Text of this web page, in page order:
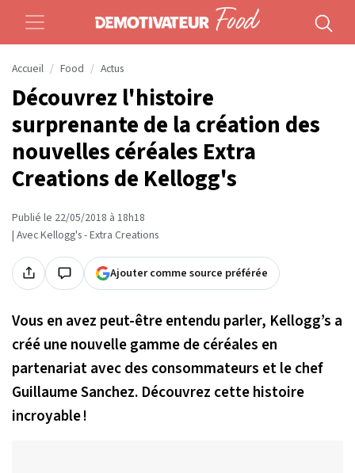
Accueil Food Actus
Découvrez l'histoire
surprenante de la création des
nouvelles céréales Extra
Creations de Kellogg's
Publié le 22/05/2018 à 18h18
| Avec Kellogg's - Extra Creations
Ajouter comme source préférée
Vous en avez peut-être entendu parler, Kellogg’s a
créé une nouvelle gamme de céréales en
partenariat avec des consommateurs et le chef
Guillaume Sanchez. Découvrez cette histoire
incroyable !